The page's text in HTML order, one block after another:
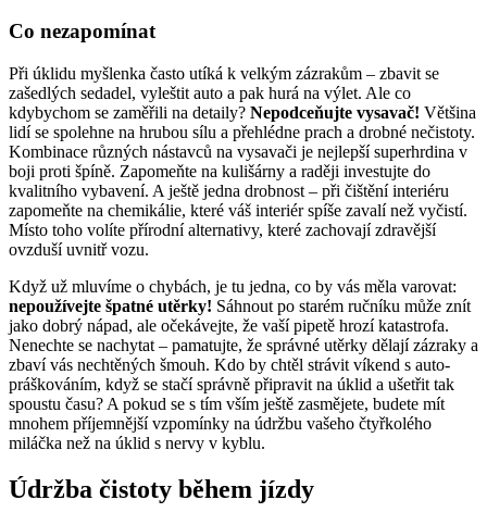
Co nezapomínat
Při úklidu myšlenka často utíká k velkým zázrakům – zbavit se
zašedlých sedadel, vyleštit auto a pak hurá na výlet. Ale co
kdybychom se zaměřili na detaily? Nepodceňujte vysavač! Většina
lidí se spolehne na hrubou sílu a přehlédne prach a drobné nečistoty.
Kombinace různých nástavců na vysavači je nejlepší superhrdina v
boji proti špíně. Zapomeňte na kulišárny a raději investujte do
kvalitního vybavení. A ještě jedna drobnost – při čištění interiéru
zapomeňte na chemikálie, které váš interiér spíše zavalí než vyčistí.
Místo toho volíte přírodní alternativy, které zachovají zdravější
ovzduší uvnitř vozu.
Když už mluvíme o chybách, je tu jedna, co by vás měla varovat:
nepoužívejte špatné utěrky! Sáhnout po starém ručníku může znít
jako dobrý nápad, ale očekávejte, že vaší pipetě hrozí katastrofa.
Nenechte se nachytat – pamatujte, že správné utěrky dělají zázraky a
zbaví vás nechtěných šmouh. Kdo by chtěl strávit víkend s auto-
práškováním, když se stačí správně připravit na úklid a ušetřit tak
spoustu času? A pokud se s tím vším ještě zasmějete, budete mít
mnohem příjemnější vzpomínky na údržbu vašeho čtyřkolého
miláčka než na úklid s nervy v kyblu.
Údržba čistoty během jízdy